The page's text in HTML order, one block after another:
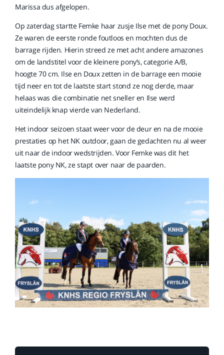
Marissa dus afgelopen.
Op zaterdag startte Femke haar zusje Ilse met de pony Doux.
Ze waren de eerste ronde foutloos en mochten dus de
barrage rijden. Hierin streed ze met acht andere amazones
om de landstitel voor de kleinere pony’s, categorie A/B,
hoogte 70 cm. Ilse en Doux zetten in de barrage een mooie
tijd neer en tot de laatste start stond ze nog derde, maar
helaas was die combinatie net sneller en Ilse werd
uiteindelijk knap vierde van Nederland.
Het indoor seizoen staat weer voor de deur en na de mooie
prestaties op het NK outdoor, gaan de gedachten nu al weer
uit naar de indoor wedstrijden. Voor Femke was dit het
laatste pony NK, ze stapt over naar de paarden.